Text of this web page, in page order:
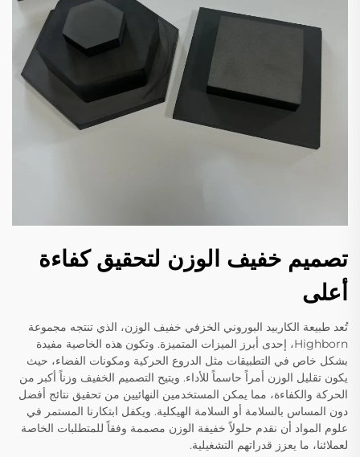
تصميم خفيف الوزن لتحقيق كفاءة
أعلى
تُعد طبيعة الكاربيد البوروني الخزفي خفيف الوزن، الذي تنتجه مجموعة
Highborn، إحدى أبرز الميزات المتميزة. وتكون هذه الخاصية مفيدة
بشكل خاص في التطبيقات مثل الدروع الحركية ومكونات الفضاء، حيث
يكون تقليل الوزن أمراً حاسماً للأداء. ويتيح التصميم الخفيف وزناً أكبر من
الحركة والكفاءة، مما يمكن المستخدمين النهائيين من تحقيق نتائج أفضل
دون المساس بالسلامة أو السلامة الهيكلية. ويكفل ابتكارنا المستمر في
علوم المواد أن نقدم حلولاً خفيفة الوزن مصممة وفقاً للمتطلبات الخاصة
لعملائنا، ما يعزز قدراتهم التشغيلية.